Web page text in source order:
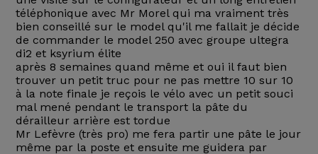
téléphonique avec Mr Morel qui ma vraiment très
bien conseillé sur le model qu'il me fallait je décide
de commander le model 250 avec groupe ultegra
di2 et ksyrium élite
après 8 semaines quand même et oui il faut bien
trouver un petit truc pour ne pas mettre 10 sur 10
à la note finale je reçois le vélo avec un petit souci
mal mené pendant le transport la pâte du
dérailleur arrière est tordue
Mr Lefèvre (très pro) me fera partir une pâte le jour
même par la poste et ensuite me guidera par